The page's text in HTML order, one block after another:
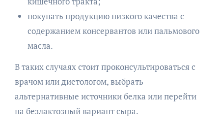
покупать продукцию низкого качества с
содержанием консервантов или пальмового
масла.
В таких случаях стоит проконсультироваться с
врачом или диетологом, выбрать
альтернативные источники белка или перейти
на безлактозный вариант сыра.